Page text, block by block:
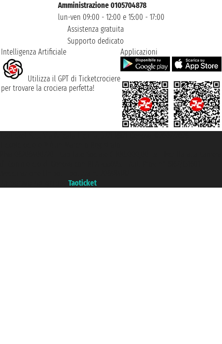
Amministrazione 0105704878
lun-ven 09:00 - 12:00 e 15:00 - 17:00
Assistenza gratuita
Supporto dedicato
Intelligenza Artificiale
Utilizza il GPT di Ticketcrociere
per trovare la crociera perfetta!
Applicazioni
Taoticket